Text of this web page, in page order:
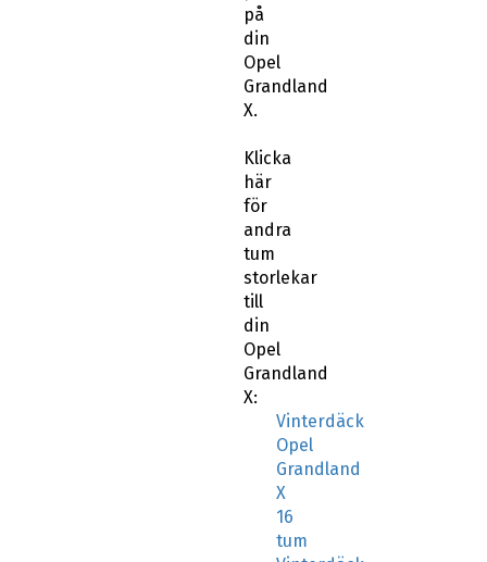
din
Opel
Grandland
X.
här
för
andra
tum
storlekar
till
din
Opel
Grandland
X:
Opel
Grandland
X
16
tum
Vinterdäck